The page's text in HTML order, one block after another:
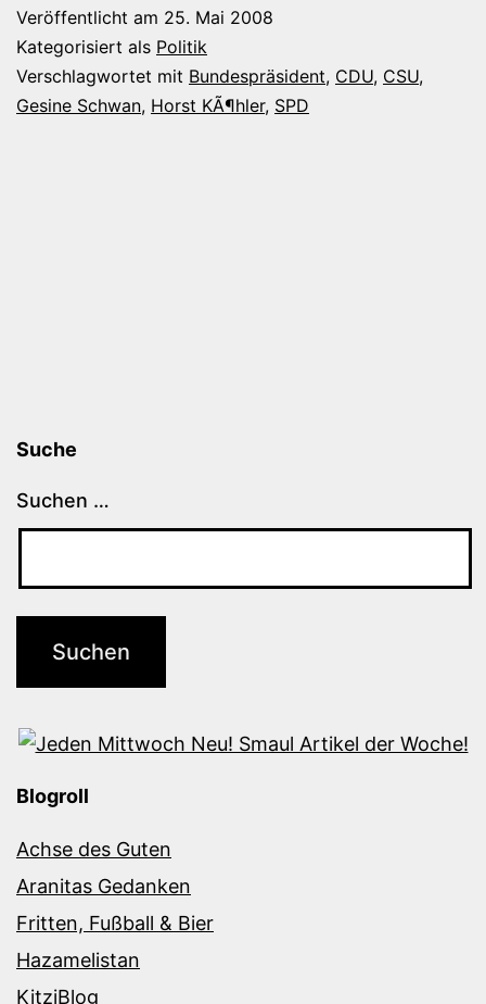
die
Veröffentlicht am 25. Mai 2008
Kategorisiert als Politik
Verschlagwortet mit Bundespräsident, CDU, CSU,
Gesine Schwan, Horst KÃ¶hler, SPD
Suche
Suchen …
Blogroll
Achse des Guten
Aranitas Gedanken
Fritten, Fußball & Bier
Hazamelistan
KitziBlog